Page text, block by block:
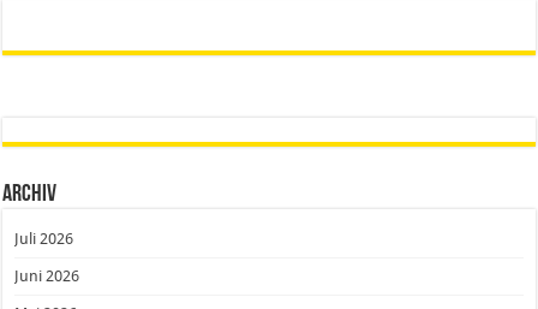
Archiv
Juli 2026
Juni 2026